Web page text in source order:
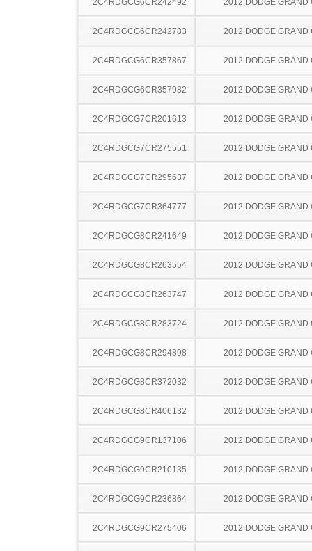
2C4RDGCG6CR242783 2012 DODGE GRAND
2C4RDGCG6CR357867 2012 DODGE GRAND
2C4RDGCG6CR357982 2012 DODGE GRAND
2C4RDGCG7CR201613 2012 DODGE GRAND
2C4RDGCG7CR275551 2012 DODGE GRAND
2C4RDGCG7CR295637 2012 DODGE GRAND
2C4RDGCG7CR364777 2012 DODGE GRAND
2C4RDGCG8CR241649 2012 DODGE GRAND
2C4RDGCG8CR263554 2012 DODGE GRAND
2C4RDGCG8CR263747 2012 DODGE GRAND
2C4RDGCG8CR283724 2012 DODGE GRAND
2C4RDGCG8CR294898 2012 DODGE GRAND
2C4RDGCG8CR372032 2012 DODGE GRAND
2C4RDGCG8CR406132 2012 DODGE GRAND
2C4RDGCG9CR137106 2012 DODGE GRAND
2C4RDGCG9CR210135 2012 DODGE GRAND
2C4RDGCG9CR236864 2012 DODGE GRAND
2C4RDGCG9CR275406 2012 DODGE GRAND